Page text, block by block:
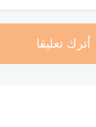
أترك تعليقا